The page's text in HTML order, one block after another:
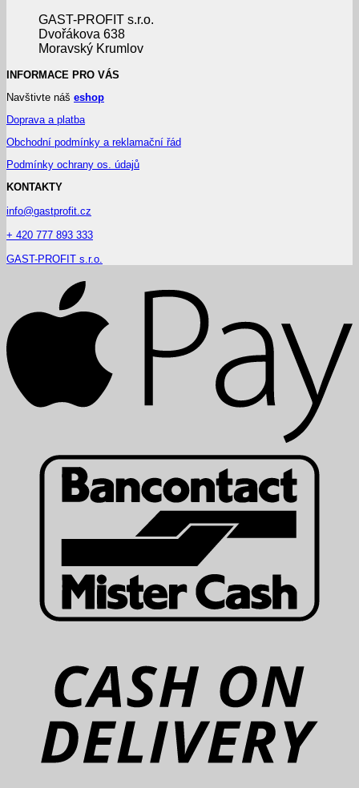
GAST-PROFIT s.r.o.
Dvořákova 638
Moravský Krumlov
INFORMACE PRO VÁS
Navštivte náš eshop
Doprava a platba
Obchodní podmínky a reklamační řád
Podmínky ochrany os. údajů
KONTAKTY
info@gastprofit.cz
+ 420 777 893 333
GAST-PROFIT s.r.o.